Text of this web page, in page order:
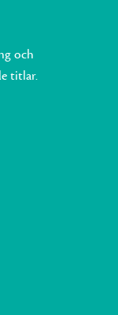
och
titlar.